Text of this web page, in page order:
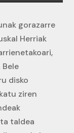
gorazarre
Herriak
disko
ziren
taldea